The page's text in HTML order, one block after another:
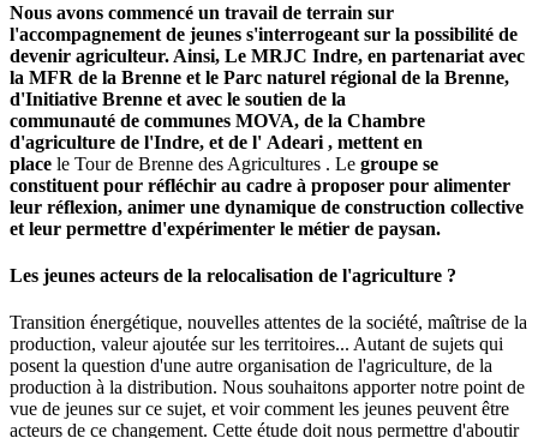
Nous avons commencé un travail de terrain sur
l'accompagnement de jeunes s'interrogeant sur la possibilité de
devenir agriculteur. Ainsi, Le MRJC Indre, en partenariat avec
la MFR de la Brenne et le Parc naturel régional de la Brenne,
d'Initiative Brenne et avec le soutien de la
communauté de communes MOVA, de la Chambre
d'agriculture de l'Indre, et de l' Adeari , mettent en
place le Tour de Brenne des Agricultures . Le groupe se
constituent pour réfléchir au cadre à proposer pour alimenter
leur réflexion, animer une dynamique de construction collective
et leur permettre d'expérimenter le métier de paysan.
Les jeunes acteurs de la relocalisation de l'agriculture ?
Transition énergétique, nouvelles attentes de la société, maîtrise de la
production, valeur ajoutée sur les territoires... Autant de sujets qui
posent la question d'une autre organisation de l'agriculture, de la
production à la distribution. Nous souhaitons apporter notre point de
vue de jeunes sur ce sujet, et voir comment les jeunes peuvent être
acteurs de ce changement. Cette étude doit nous permettre d'aboutir